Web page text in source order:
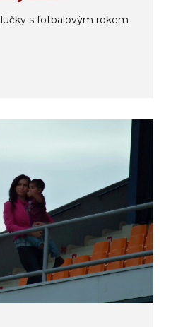
s fotbalovým rokem